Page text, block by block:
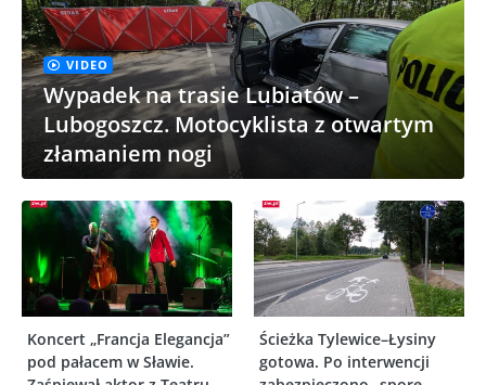
VIDEO
Wypadek na trasie Lubiatów –
Lubogoszcz. Motocyklista z otwartym
złamaniem nogi
Koncert „Francja Elegancja”
pod pałacem w Sławie.
Ścieżka Tylewice–Łysiny
gotowa. Po interwencji